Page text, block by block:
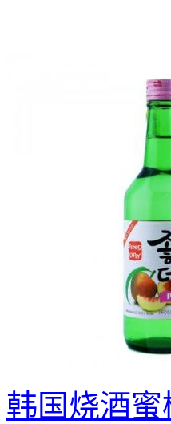
韩国烧酒蜜